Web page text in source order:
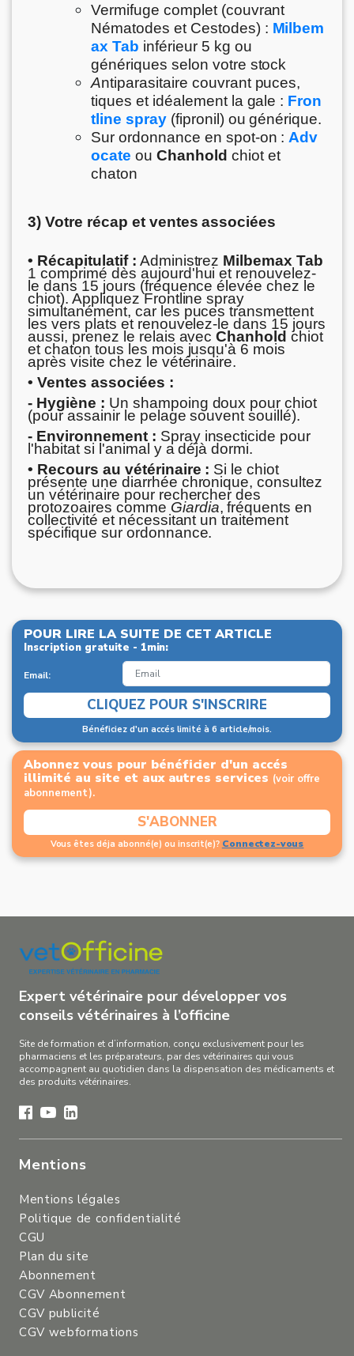
Vermifuge complet (couvrant
Nématodes et Cestodes) : Milbem
ax Tab inférieur 5 kg ou
génériques selon votre stock
Antiparasitaire couvrant puces,
tiques et idéalement la gale : Fron
tline spray(fipronil) ou générique.
Sur ordonnance en spot-on : Adv
ocate ou Chanhold chiot et
chaton
3) Votre récap et ventes associées
• Récapitulatif : Administrez Milbemax Tab
1 comprimé dès aujourd'hui et renouvelez-
le dans 15 jours (fréquence élevée chez le
chiot). Appliquez Frontline spray
simultanément, car les puces transmettent
les vers plats et renouvelez-le dans 15 jours
aussi, prenez le relais avecChanholdchiot
et chaton tous les mois jusqu'à 6 mois
après visite chez le vétérinaire.
• Ventes associées :
- Hygiène : Un shampoing doux pour chiot
(pour assainir le pelage souvent souillé).
- Environnement : Spray insecticide pour
l'habitat si l'animal y a déjà dormi.
• Recours au vétérinaire : Si le chiot
présente une diarrhée chronique, consultez
un vétérinaire pour rechercher des
protozoaires comme Giardia, fréquents en
collectivité et nécessitant un traitement
spécifique sur ordonnance.
Abonnez vous pour bénéficier d'un accés
illimité au site et aux autres services (voir offre
abonnement).
S'ABONNER
Vous êtes déja abonné(e) ou inscrit(e)? Connectez-vous
POUR LIRE LA SUITE DE CET ARTICLE
Inscription gratuite - 1min:
Email:
CLIQUEZ POUR S'INSCRIRE
Bénéficiez d'un accés limité à 6 article/mois.
Expert vétérinaire pour développer vos
conseils vétérinaires à l’officine
Site de formation et d’information, conçu exclusivement pour les
pharmaciens et les préparateurs, par des vétérinaires qui vous
accompagnent au quotidien dans la dispensation des médicaments et
des produits vétérinaires.
Mentions
Mentions légales
Politique de confidentialité
CGU
Plan du site
Abonnement
CGV Abonnement
CGV publicité
CGV webformations